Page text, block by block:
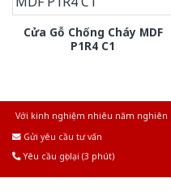
Cửa Gỗ Chống Cháy MDF
P1R4 C1
Với kinh nghiệm nhiêu năm
Gửi yêu cầu tư vấn
Yêu cầu gọi lại (3 phút)